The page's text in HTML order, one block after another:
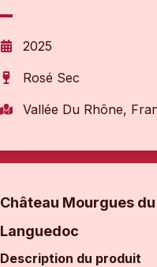
2025
Rosé Sec
Vallée Du Rhône,
Château Mourgues
Languedoc
Description du produit